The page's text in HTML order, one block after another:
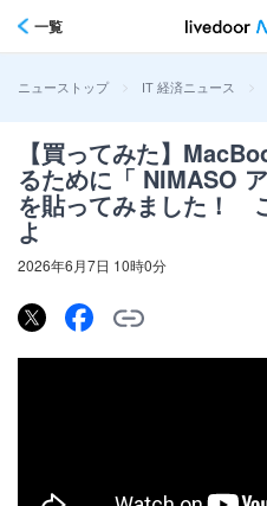
一覧
ニューストップ > IT 経済ニュース >
【買ってみた】
るために「 NIMASO
を貼ってみました！
よ
2026年6月7日 10時0分